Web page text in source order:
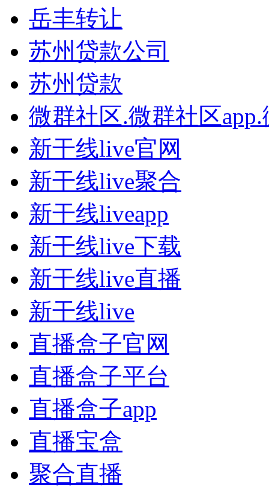
岳丰转让
苏州贷款公司
苏州贷款
微群社区.微群社区
新干线live官网
新干线live聚合
新干线liveapp
新干线live下载
新干线live直播
新干线live
直播盒子官网
直播盒子平台
直播盒子app
直播宝盒
聚合直播